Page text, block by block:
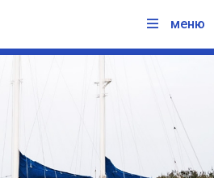
меню